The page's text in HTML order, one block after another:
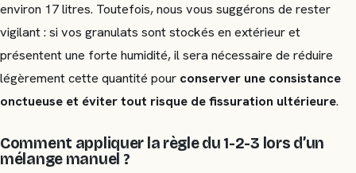
environ 17 litres. Toutefois, nous vous suggérons de rester
vigilant : si vos granulats sont stockés en extérieur et
présentent une forte humidité, il sera nécessaire de réduire
légèrement cette quantité pour conserver une consistance
onctueuse et éviter tout risque de fissuration ultérieure.
Comment appliquer la règle du 1-2-3 lors d’un
mélange manuel ?